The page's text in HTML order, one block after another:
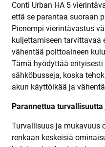
Conti Urban HA 5
että se parantaa suoraan
Pienempi vierintävastus
kuljettamiseen tarvittavaa
vähentää polttoaineen
Tämä hyödyttää
sähköbusseja, koska
akun käyttöikää ja
Parannettua turvallisuutta
Turvallisuus ja mukavuus
renkaan keskeisiä